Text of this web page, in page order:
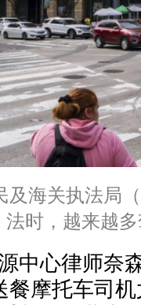
及海关执法局
法时，越来越
中心律师奈
餐摩托车司